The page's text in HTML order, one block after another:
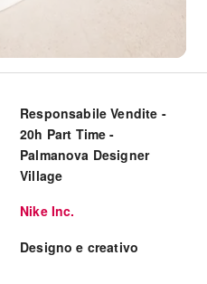
Responsabile Vendite -
20h Part Time -
Palmanova Designer
Village
Nike Inc.
Designo e creativo